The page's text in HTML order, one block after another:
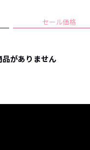
プライバシーポリシー
セール価格
品がありません